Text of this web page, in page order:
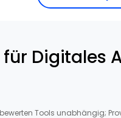
Digitales
Tools unabhängig;